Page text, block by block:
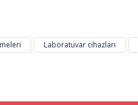
Laboratuvar cihazları